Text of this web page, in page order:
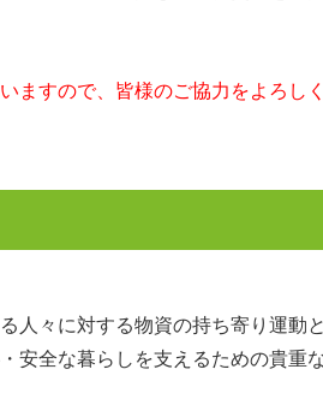
ますので、皆様のご協力をよろし
人々に対する物資の持ち寄り運動
安全な暮らしを支えるための貴重